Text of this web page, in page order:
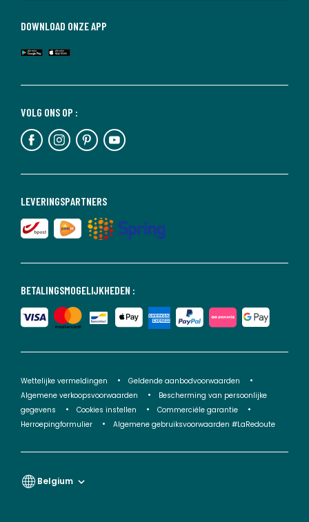
BETALINGSMOGELIJKHEDEN :
LEVERINGSPARTNERS
VOLG ONS OP :
DOWNLOAD ONZE APP
Wettelijke vermeldingen
Geldende aanbodvoorwaarden
Algemene verkoopsvoorwaarden
Bescherming van persoonlijke
gegevens
Cookies instellen
Commerciële garantie
Herroepingformulier
Algemene gebruiksvoorwaarden #LaRedoute
Belgium